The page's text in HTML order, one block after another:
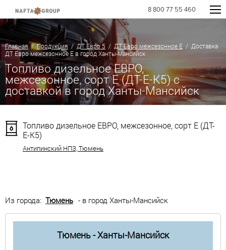
8 800 77 55 460
Главная/Продукция/ДТ Евро 5 / ДТ Евро межсезонное Е / Доставка
ДТ Евро межсезонное Е в город Ханты-Мансийск
Топливо дизельное ЕВРО,
межсезонное, сорт Е (ДТ-Е-К5) с
доставкой в город Ханты-Мансийск
Топливо дизельное ЕВРО, межсезонное, сорт Е (ДТ-
Е-К5)
Антипинский НПЗ, Тюмень
Из города: Тюмень - в город Ханты-Мансийск
Тюмень - Ханты-Мансийск